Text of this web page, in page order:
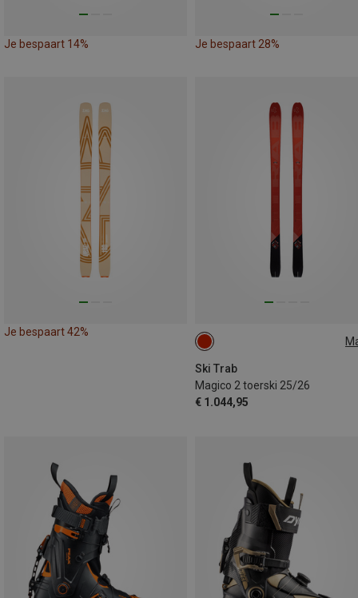
Je bespaart 14% Je bespaart 28%
Je bespaart 42%
Ski Trab
Magico 2 toerski 25/26
€ 1.044,95
157CM